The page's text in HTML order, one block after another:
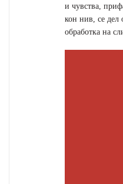
и чувства,
кон нив, се дел
обработка на